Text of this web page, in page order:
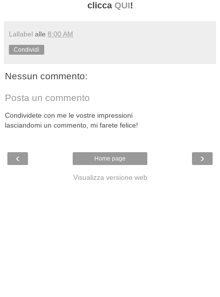
clicca QUI!
Lallabel alle 8:00 AM
Condividi
Nessun commento:
Posta un commento
Condividete con me le vostre impressioni
lasciandomi un commento, mi farete felice!
‹ ›
Home page
Visualizza versione web